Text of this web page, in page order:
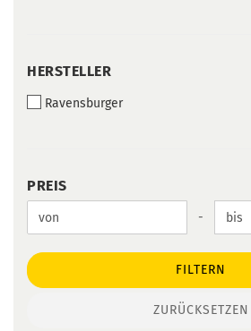
HERSTELLER
HERSTELLER
Ravensburger
PREIS
PREIS
Preis bis -
FILTERN
ZURÜCKSETZEN